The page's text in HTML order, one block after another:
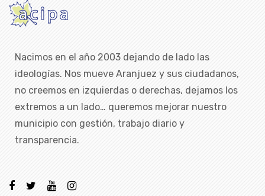
Nacimos en el año 2003 dejando de lado las
ideologías. Nos mueve Aranjuez y sus ciudadanos,
no creemos en izquierdas o derechas, dejamos los
extremos a un lado… queremos mejorar nuestro
municipio con gestión, trabajo diario y
transparencia.